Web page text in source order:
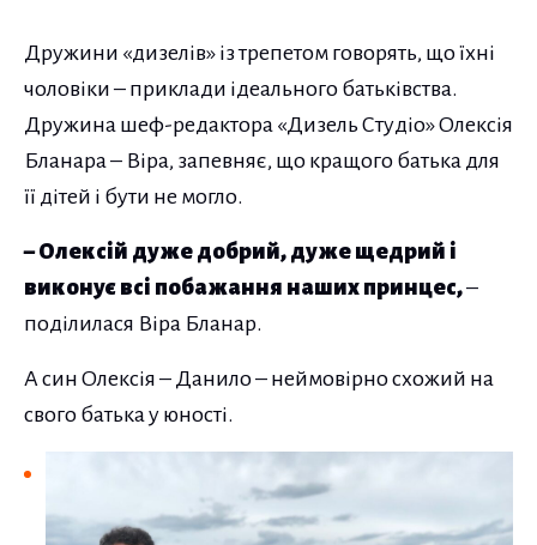
Дружини «дизелів» із трепетом говорять, що їхні
чоловіки – приклади ідеального батьківства.
Дружина шеф-редактора «Дизель Студіо» Олексія
Бланара – Віра, запевняє, що кращого батька для
її дітей і бути не могло.
– Олексій дуже добрий, дуже щедрий і
виконує всі побажання наших принцес,–
поділилася Віра Бланар.
А син Олексія – Данило – неймовірно схожий на
свого батька у юності.